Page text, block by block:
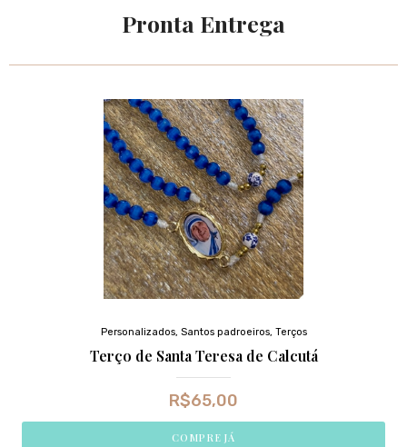
Pronta Entrega
Personalizados, Santos padroeiros, Terços
Terço de Santa Teresa de Calcutá
R$65,00
COMPRE JÁ